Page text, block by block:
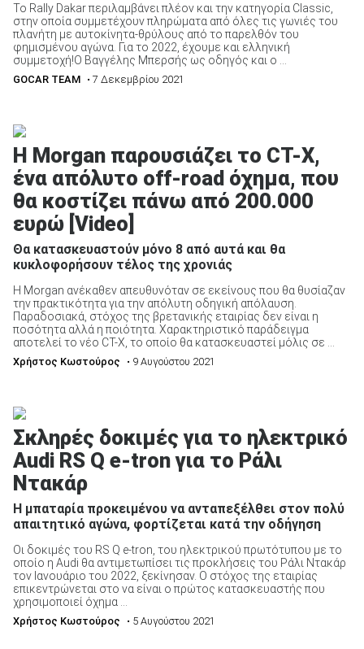
Το Rally Dakar περιλαμβάνει πλέον και την κατηγορία Classic,
στην οποία συμμετέχουν πληρώματα από όλες τις γωνιές του
πλανήτη με αυτοκίνητα-θρύλους από το παρελθόν του
φημισμένου αγώνα. Για το 2022, έχουμε και ελληνική
συμμετοχή!Ο Βαγγέλης Μπερσής ως οδηγός και ο ...
GOCAR TEAM • 7 Δεκεμβρίου 2021
Η Morgan παρουσιάζει το CT-X,
ένα απόλυτο off-road όχημα, που
θα κοστίζει πάνω από 200.000
ευρώ [Video]
Θα κατασκευαστούν μόνο 8 από αυτά και θα
κυκλοφορήσουν τέλος της χρονιάς
Η Morgan ανέκαθεν απευθυνόταν σε εκείνους που θα θυσίαζαν
την πρακτικότητα για την απόλυτη οδηγική απόλαυση.
Παραδοσιακά, στόχος της βρετανικής εταιρίας δεν είναι η
ποσότητα αλλά η ποιότητα. Χαρακτηριστικό παράδειγμα
αποτελεί το νέο CT-X, το οποίο θα κατασκευαστεί μόλις σε ...
Χρήστος Κωστούρος • 9 Αυγούστου 2021
Σκληρές δοκιμές για το ηλεκτρικό
Audi RS Q e-tron για το Ράλι
Ντακάρ
Η μπαταρία προκειμένου να ανταπεξέλθει στον πολύ
απαιτητικό αγώνα, φορτίζεται κατά την οδήγηση
Οι δοκιμές του RS Q e-tron, του ηλεκτρικού πρωτότυπου με το
οποίο η Audi θα αντιμετωπίσει τις προκλήσεις του Ράλι Ντακάρ
τον Ιανουάριο του 2022, ξεκίνησαν. O στόχος της εταιρίας
επικεντρώνεται στο να είναι ο πρώτος κατασκευαστής που
χρησιμοποιεί όχημα ...
Χρήστος Κωστούρος • 5 Αυγούστου 2021